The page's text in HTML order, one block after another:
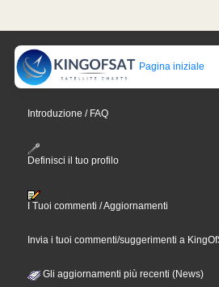
Pagina iniziale
Introduzione / FAQ
Definisci il tuo profilo
I Tuoi commenti / Aggiornamenti
Invia i tuoi commenti/suggerimenti a
Gli aggiornamenti più recenti (News)